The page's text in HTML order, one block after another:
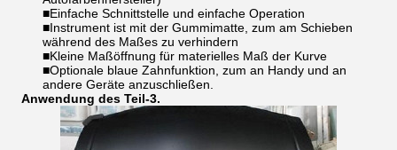
■Einfache Schnittstelle und einfache Operation
■Instrument ist mit der Gummimatte, zum am Schieben
während des Maßes zu verhindern
■Kleine Maßöffnung für materielles Maß der Kurve
■Optionale blaue Zahnfunktion, zum an Handy und an
andere Geräte anzuschließen.
Anwendung des Teil-3.